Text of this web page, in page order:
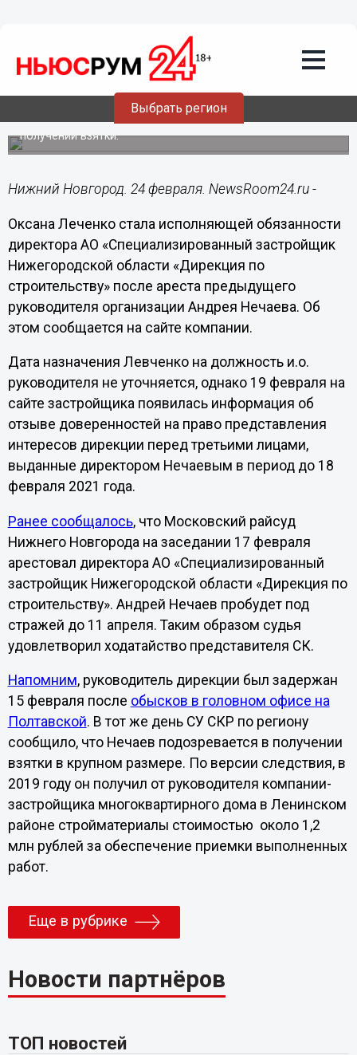
Выбрать регион
Оксана Левченко назначена и.о.
руководителя нижегородской
«Дирекции по строительству»
Андрей Нечаев арестован до 11 апреля по обвинению в
получении взятки.
Нижний Новгород. 24 февраля. NewsRoom24.ru -
Оксана Леченко стала исполняющей обязанности
директора АО «Специализированный застройщик
Нижегородской области «Дирекция по
строительству» после ареста предыдущего
руководителя организации Андрея Нечаева. Об
этом сообщается на сайте компании.
Дата назначения Левченко на должность и.о.
руководителя не уточняется, однако 19 февраля на
сайте застройщика появилась информация об
отзыве доверенностей на право представления
интересов дирекции перед третьими лицами,
выданные директором Нечаевым в период до 18
февраля 2021 года.
Ранее сообщалось, что Московский райсуд
Нижнего Новгорода на заседании 17 февраля
арестовал директора АО «Специализированный
застройщик Нижегородской области «Дирекция по
строительству». Андрей Нечаев пробудет под
стражей до 11 апреля. Таким образом судья
удовлетворил ходатайство представителя СК.
Напомним, руководитель дирекции был задержан
15 февраля после обысков в головном офисе на
Полтавской. В тот же день СУ СКР по региону
сообщило, что Нечаев подозревается в получении
взятки в крупном размере. По версии следствия, в
2019 году он получил от руководителя компании-
застройщика многоквартирного дома в Ленинском
районе стройматериалы стоимостью около 1,2
млн рублей за обеспечение приемки выполненных
работ.
Еще в рубрике
Новости партнёров
ТОП новостей